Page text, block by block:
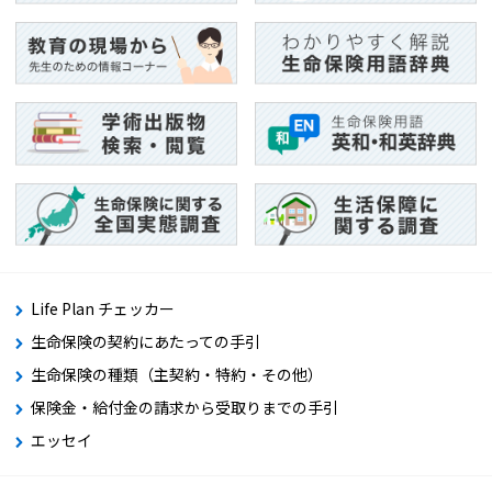
Life Plan チェッカー
生命保険の契約にあたっての手引
生命保険の種類（主契約・特約・その他）
保険金・給付金の請求から受取りまでの手引
エッセイ